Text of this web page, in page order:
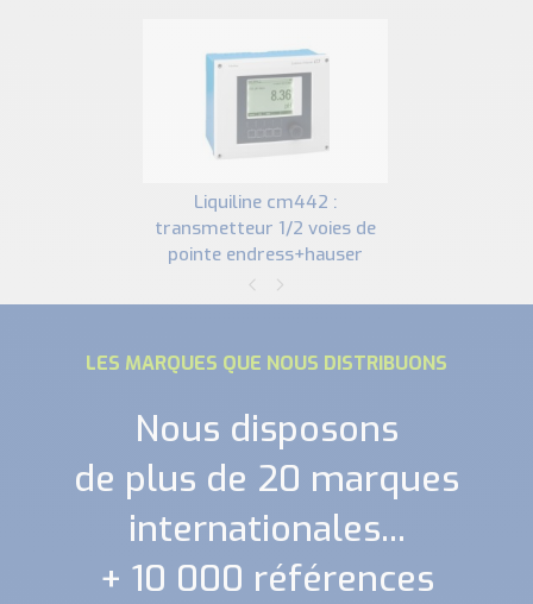
liquiline cm442 :
transmetteur 1/2 voies de
pointe endress+hauser
LES MARQUES QUE NOUS DISTRIBUONS
Nous disposons
de plus de 20 marques
internationales...
+ 10 000 références